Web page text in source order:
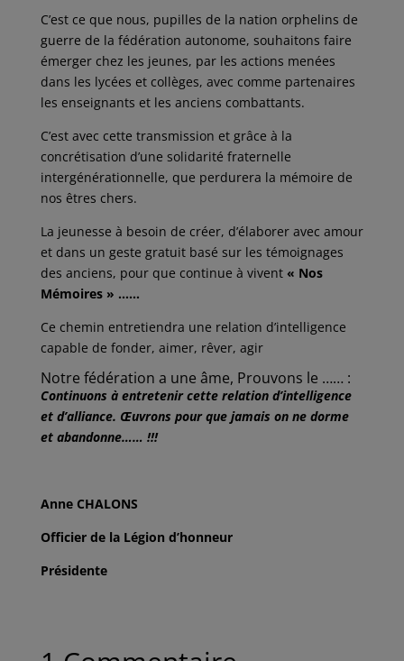
C’est ce que nous, pupilles de la nation orphelins de
guerre de la fédération autonome, souhaitons faire
émerger chez les jeunes, par les actions menées
dans les lycées et collèges, avec comme partenaires
les enseignants et les anciens combattants.
C’est avec cette transmission et grâce à la
concrétisation d’une solidarité fraternelle
intergénérationnelle, que perdurera la mémoire de
nos êtres chers.
La jeunesse à besoin de créer, d’élaborer avec amour
et dans un geste gratuit basé sur les témoignages
des anciens, pour que continue à vivent « Nos
Mémoires » ……
Ce chemin entretiendra une relation d’intelligence
capable de fonder, aimer, rêver, agir
Notre fédération a une âme, Prouvons le …… :
Continuons à entretenir cette relation d’intelligence
et d’alliance. Œuvrons pour que jamais on ne dorme
et abandonne…… !!!
Anne CHALONS
Officier de la Légion d’honneur
Présidente